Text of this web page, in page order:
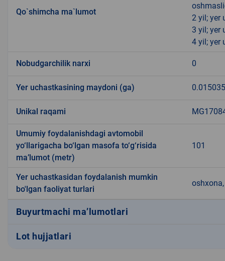
Qo`shimcha ma`lumot
2 yil; yer
3 yil; yer
4 yil; yer
Nobudgarchilik narxi 0
Yer uchastkasining maydoni (ga) 0.015035
Unikal raqami
Umumiy foydalanishdagi avtomobil
yo‘llarigacha bo‘lgan masofa to‘g‘risida
ma’lumot (metr)
101
Yer uchastkasidan foydalanish mumkin
bo'lgan faoliyat turlari
Buyurtmachi ma’lumotlari
Lot hujjatlari